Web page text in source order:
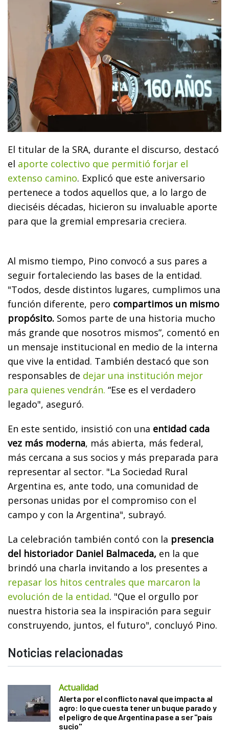
El titular de la SRA, durante el discurso, destacó
el aporte colectivo que permitió forjar el
extenso camino. Explicó que este aniversario
pertenece a todos aquellos que, a lo largo de
dieciséis décadas, hicieron su invaluable aporte
para que la gremial empresaria creciera.
Al mismo tiempo, Pino convocó a sus pares a
seguir fortaleciendo las bases de la entidad.
"Todos, desde distintos lugares, cumplimos una
función diferente, pero compartimos un mismo
propósito. Somos parte de una historia mucho
más grande que nosotros mismos”, comentó en
un mensaje institucional en medio de la interna
que vive la entidad. También destacó que son
responsables de dejar una institución mejor
para quienes vendrán. “Ese es el verdadero
legado", aseguró.
En este sentido, insistió con una entidad cada
vez más moderna, más abierta, más federal,
más cercana a sus socios y más preparada para
representar al sector. "La Sociedad Rural
Argentina es, ante todo, una comunidad de
personas unidas por el compromiso con el
campo y con la Argentina", subrayó.
La celebración también contó con la presencia
del historiador Daniel Balmaceda, en la que
brindó una charla invitando a los presentes a
repasar los hitos centrales que marcaron la
evolución de la entidad. "Que el orgullo por
nuestra historia sea la inspiración para seguir
construyendo, juntos, el futuro", concluyó Pino.
Noticias relacionadas
Actualidad
Alerta por el conflicto naval que impacta al
agro: lo que cuesta tener un buque parado y
el peligro de que Argentina pase a ser "país
sucio"